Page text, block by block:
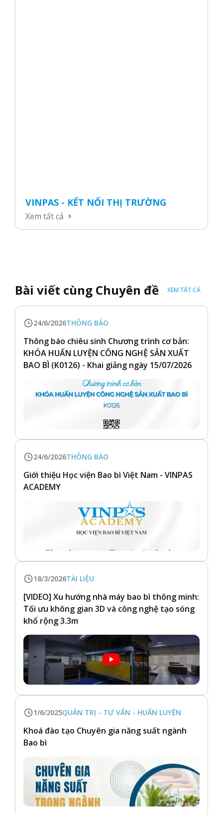
VINPAS - KẾT NỐI THỊ TRƯỜNG
Xem tất cả
Bài viết cùng Chuyên đề XEM TẤT CẢ
24/6/2026THÔNG BÁO
Thông báo chiêu sinh Chương trình cơ bản:
KHÓA HUẤN LUYỆN CÔNG NGHỆ SẢN XUẤT
BAO BÌ (K0126) - Khai giảng ngày 15/07/2026
24/6/2026THÔNG BÁO
Giới thiệu Học viện Bao bì Việt Nam - VINPAS
ACADEMY
18/3/2026TÀI LIỆU
[VIDEO] Xu hướng nhà máy bao bì thông minh:
Tối ưu không gian 3D và công nghệ tạo sóng
khổ rộng 3.3m
1/6/2025QUẢN TRỊ - TƯ VẤN - HUẤN LUYỆN
Khoá đào tạo Chuyên gia năng suất ngành
Bao bì